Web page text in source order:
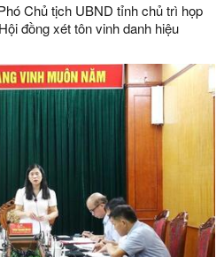
Chủ tịch UBND tỉnh chủ trì họp
đồng xét tôn vinh danh hiệu